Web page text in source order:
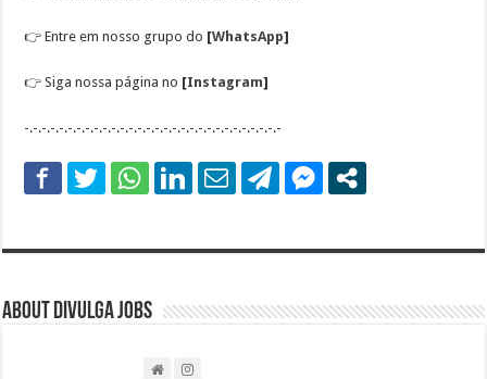
👉 Entre em nosso grupo do [WhatsApp]
👉 Siga nossa página no [Instagram]
-.-.-.-.-.-.-.-.-.-.-.-.-.-.-.-.-.-.-.-.-.-.-.-.-.-.-.-.-.-
About DIVULGA JOBS